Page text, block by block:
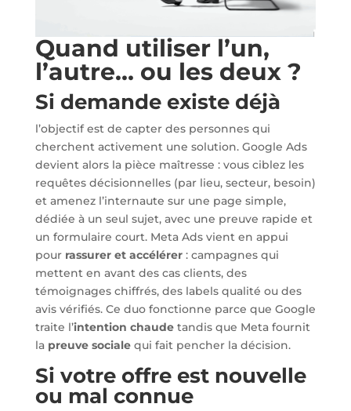
Quand utiliser l’un,
l’autre… ou les deux ?
Si demande existe déjà
l’objectif est de capter des personnes qui
cherchent activement une solution. Google Ads
devient alors la pièce maîtresse : vous ciblez les
requêtes décisionnelles (par lieu, secteur, besoin)
et amenez l’internaute sur une page simple,
dédiée à un seul sujet, avec une preuve rapide et
un formulaire court. Meta Ads vient en appui
pour rassurer et accélérer: campagnes qui
mettent en avant des cas clients, des
témoignages chiffrés, des labels qualité ou des
avis vérifiés. Ce duo fonctionne parce que Google
traite l’intention chaudetandis que Meta fournit
la preuve socialequi fait pencher la décision.
Si votre offre est nouvelle
ou mal connue